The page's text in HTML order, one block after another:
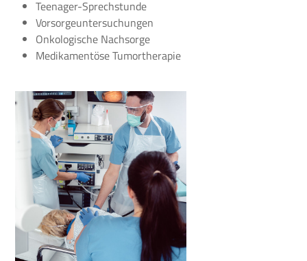
Teenager-Sprechstunde
Vorsorgeuntersuchungen
Onkologische Nachsorge
Medikamentöse Tumortherapie